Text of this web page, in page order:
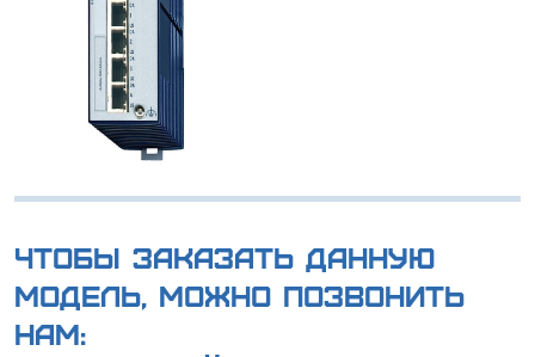
Чтобы заказать данную
модель, можно позвонить
нам: